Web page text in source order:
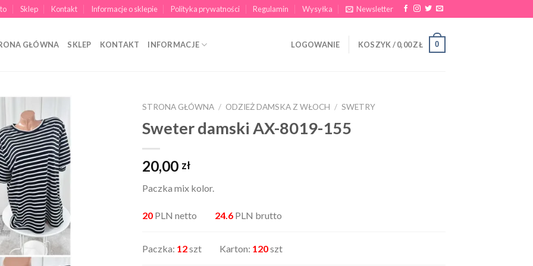
Sklep Kontakt Informacje o sklepie Polityka prywatności Regulamin Wysyłka Newsletter
GŁÓWNA SKLEP KONTAKT INFORMACJE LOGOWANIE KOSZYK /0,00ZŁ 0
STRONA GŁÓWNA / ODZIEŻ DAMSKA Z WŁOCH / SWETRY
Sweter damski AX-8019-155
20,00 zł
Paczka mix kolor.
20 PLN netto 24.6 PLN brutto
Paczka: 12szt Karton: 120szt